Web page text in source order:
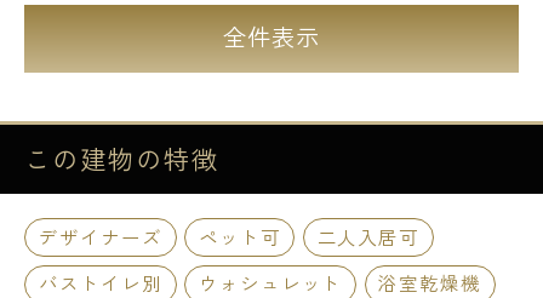
全件表示
この建物の特徴
デザイナーズ ペット可
二人入居可
バストイレ別
ウォシュレット
浴室乾燥機